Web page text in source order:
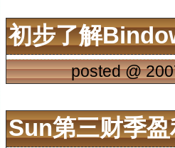
初步了解
posted @
Sun第三财季